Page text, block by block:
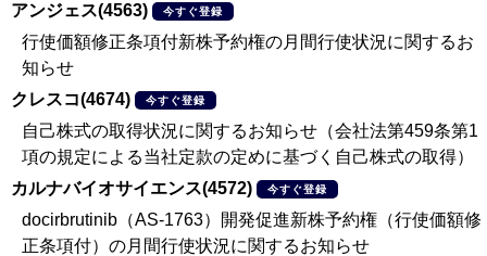
アンジェス(4563)
今すぐ登録
行使価額修正条項付新株予約権の月間行使状況に関するお
知らせ
クレスコ(4674)
今すぐ登録
自己株式の取得状況に関するお知らせ（会社法第459条第1
項の規定による当社定款の定めに基づく自己株式の取得）
カルナバイオサイエンス(4572)
今すぐ登録
docirbrutinib（AS-1763）開発促進新株予約権（行使価額修
正条項付）の月間行使状況に関するお知らせ